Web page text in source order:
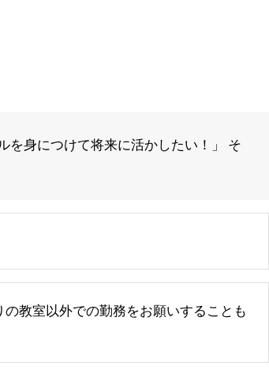
を身につけて将来に活かしたい！」 そ
教室以外での勤務をお願いすることも